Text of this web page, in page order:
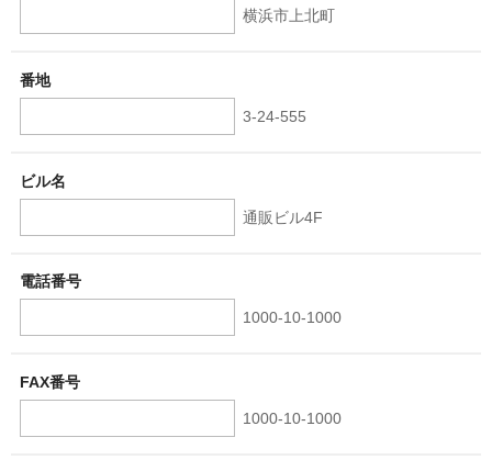
受講規定
ご受講に際しての注意事項
教材について
オンライン授業の受講について
アクセス
横浜市上北町
番地
3-24-555
ビル名
通販ビル4F
電話番号
1000-10-1000
FAX番号
1000-10-1000